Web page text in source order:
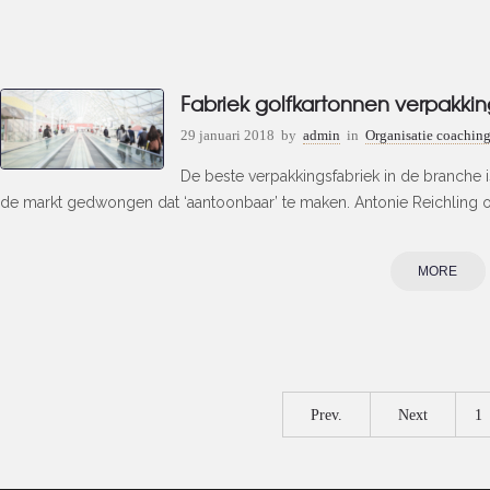
Fabriek golfkartonnen
29 januari 2018 by admin in Organisatie coaching
De beste verpakkingsfabriek in de
de markt gedwongen dat ‘aantoonbaar’ te maken. Antonie
MORE
Prev. Next 1